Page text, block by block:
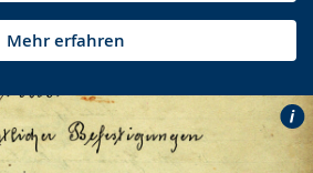
Mehr erfahren